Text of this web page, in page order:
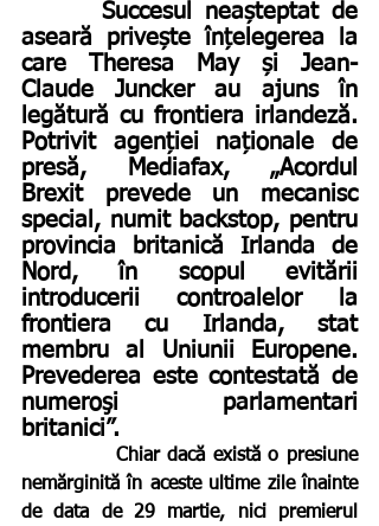
aseară privește înțelegerea la
care Theresa May și Jean-
Claude Juncker au ajuns în
legătură cu frontiera irlandeză.
Potrivit agenției naționale de
presă, Mediafax, „Acordul
Brexit prevede un mecanisc
special, numit backstop, pentru
provincia britanică Irlanda de
Nord, în scopul evitării
introducerii controalelor la
frontiera cu Irlanda, stat
membru al Uniunii Europene.
Prevederea este contestată de
numeroşi parlamentari
britanici”.
nemărginită în aceste ultime zile înainte
de data de 29 martie, nici premierul